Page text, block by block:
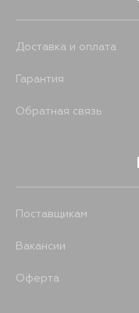
Доставка и оплата
Гарантия
Обратная связь
Поставщикам
Вакансии
Оферта